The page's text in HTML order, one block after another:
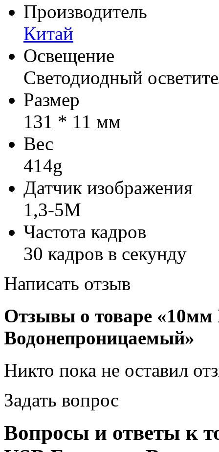
Производитель
Китай
Освещение
Светодиодный
Размер
131 * 11 мм
Вес
414g
Датчик изображения
1,3-5M
Частота кадров
30 кадров в секунду
Написать отзыв
Отзывы о товаре «10мм
Водонепроницаемый»
Никто пока не оставил
Задать вопрос
Вопросы и ответы к